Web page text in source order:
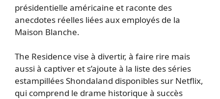
présidentielle américaine et raconte des
anecdotes réelles liées aux employés de la
Maison Blanche.
The Residence vise à divertir, à faire rire mais
aussi à captiver et s’ajoute à la liste des séries
estampillées Shondaland disponibles sur Netflix,
qui comprend le drame historique à succès